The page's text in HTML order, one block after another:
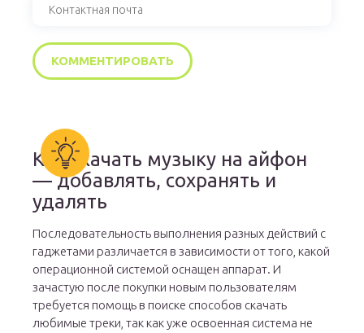
Как скачать музыку на айфон
— добавлять, сохранять и
удалять
Последовательность выполнения разных действий с
гаджетами различается в зависимости от того, какой
операционной системой оснащен аппарат. И
зачастую после покупки новым пользователям
требуется помощь в поиске способов скачать
любимые треки, так как уже освоенная система не